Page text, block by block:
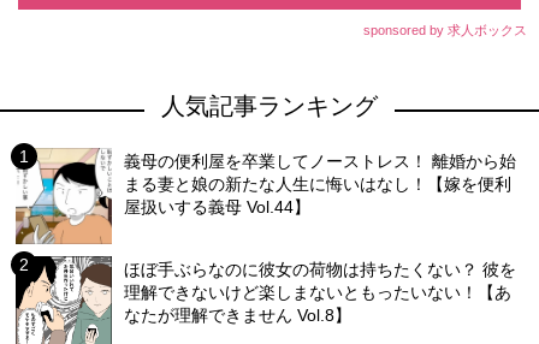
sponsored by 求人ボックス
人気記事ランキング
義母の便利屋を卒業してノーストレス！ 離婚から始
まる妻と娘の新たな人生に悔いはなし！【嫁を便利
屋扱いする義母 Vol.44】
ほぼ手ぶらなのに彼女の荷物は持ちたくない？ 彼を
理解できないけど楽しまないともったいない！【あ
なたが理解できません Vol.8】